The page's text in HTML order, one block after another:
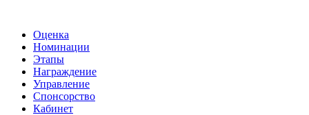
Оценка
Номинации
Этапы
Награждение
Управление
Спонсорство
Кабинет